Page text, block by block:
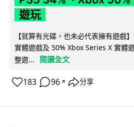
遊玩
【就算有光碟，也未必代表擁有遊戲
實體遊戲及 50% Xbox Series X 實體
整遊...
閱讀全文
183 96 ↗ 分享